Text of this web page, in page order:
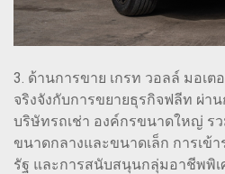
3. ด้านการขาย เกรท วอลล์ มอเต
จริงจังกับการขยายธุรกิจฟลีท ผ่า
บริษัทรถเช่า องค์กรขนาดใหญ่ ร
ขนาดกลางและขนาดเล็ก การเข้
รัฐ และการสนับสนุนกลุ่มอาชีพพิ